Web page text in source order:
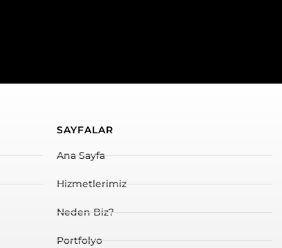
SAYFALAR
Ana Sayfa
Hizmetlerimiz
Neden Biz?
Portfolyo